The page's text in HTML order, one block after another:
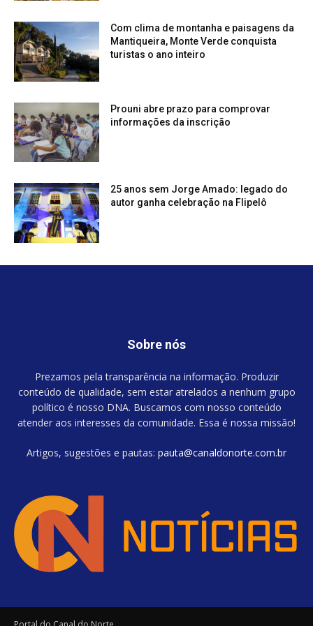
Com clima de montanha e paisagens da
Mantiqueira, Monte Verde conquista
turistas o ano inteiro
Prouni abre prazo para comprovar
informações da inscrição
25 anos sem Jorge Amado: legado do
autor ganha celebração na Flipelô
Sobre nós
Prezamos pela transparência na informação. Produzir
conteúdo de qualidade, sem estar atrelados a nenhum grupo
político é nosso DNA. Buscamos com nosso conteúdo
atender aos interesses da comunidade. Essa é nossa missão!
Artigos, sugestões e pautas: pauta@canaldonorte.com.br